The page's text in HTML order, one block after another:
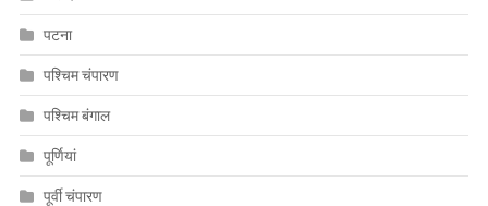
पटना
पश्चिम चंपारण
पश्चिम बंगाल
पूर्णियां
पूर्वी चंपारण